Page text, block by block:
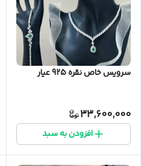
سرویس خاص نقره 925 عیار
33,600,000
افزودن به سبد